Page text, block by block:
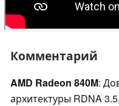
Комментарий
AMD Radeon 840M:
архитектуры RDNA